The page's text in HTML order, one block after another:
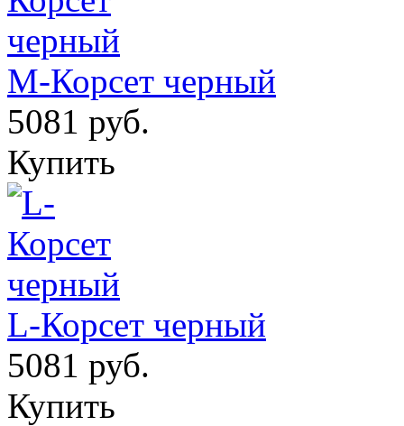
M-Корсет черный
5081 руб.
Купить
L-Корсет черный
5081 руб.
Купить